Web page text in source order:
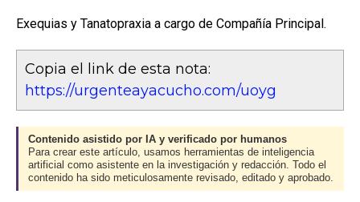
Exequias y Tanatopraxia a cargo de Compañía Principal.
Copia el link de esta nota:
https://urgenteayacucho.com/uoyg
Contenido asistido por IA y verificado por humanos
Para crear este artículo, usamos herramientas de inteligencia
artificial como asistente en la investigación y redacción. Todo el
contenido ha sido meticulosamente revisado, editado y aprobado.